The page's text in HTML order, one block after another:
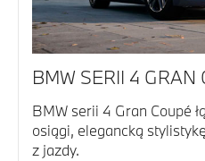
BMW SERII 4 GRAN
BMW serii 4 Gran Coupé
osiągi, elegancką
z jazdy.